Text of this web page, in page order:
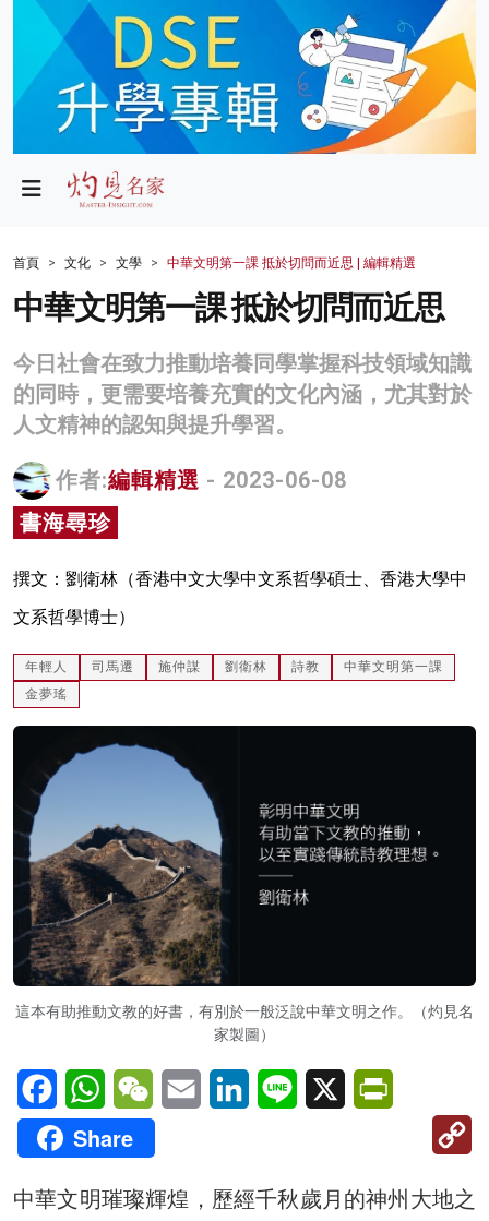
政局
財經
生活
商業
科技
影片
名家榜
灼見活動
關於我們
首頁 文化 文學 中華文明第一課 抵於切問而近思 | 編輯精選
中華文明第一課 抵於切問而近思
今日社會在致力推動培養同學掌握科技領域知識
的同時，更需要培養充實的文化內涵，尤其對於
人文精神的認知與提升學習。
作者:編輯精選 - 2023-06-08
書海尋珍
撰文：劉衛林（香港中文大學中文系哲學碩士、香港大學中
文系哲學博士）
年輕人 司馬遷 施仲謀 劉衛林 詩教
中華文明第一課
金夢瑤
這本有助推動文教的好書，有別於一般泛說中華文明之作。（灼見名
家製圖）
FacebookWhatsAppWeChatEmail LinkedInLine X
Share
中華文明璀璨輝煌，歷經千秋歲月的神州大地之